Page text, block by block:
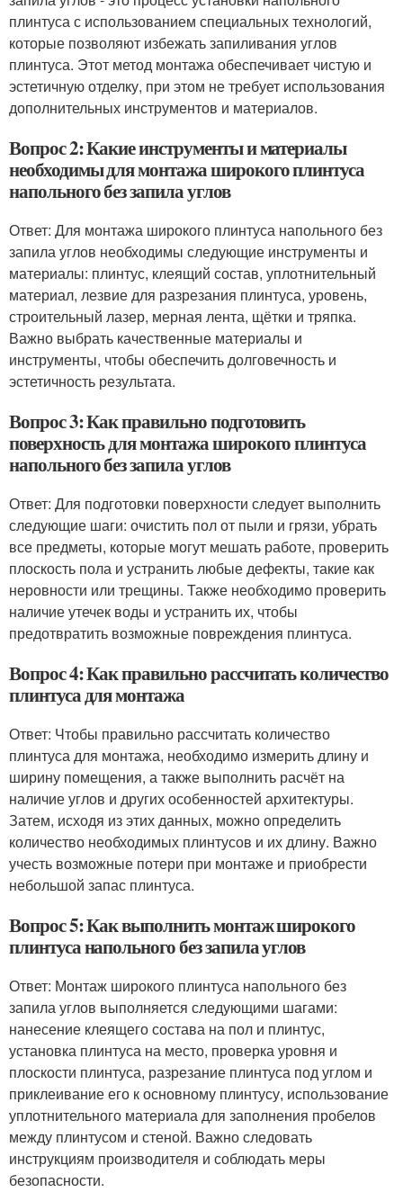
плинтуса с использованием специальных технологий,
которые позволяют избежать запиливания углов
плинтуса. Этот метод монтажа обеспечивает чистую и
эстетичную отделку, при этом не требует использования
дополнительных инструментов и материалов.
Вопрос 2: Какие инструменты и материалы
необходимы для монтажа широкого плинтуса
напольного без запила углов
Ответ: Для монтажа широкого плинтуса напольного без
запила углов необходимы следующие инструменты и
материалы: плинтус, клеящий состав, уплотнительный
материал, лезвие для разрезания плинтуса, уровень,
строительный лазер, мерная лента, щётки и тряпка.
Важно выбрать качественные материалы и
инструменты, чтобы обеспечить долговечность и
эстетичность результата.
Вопрос 3: Как правильно подготовить
поверхность для монтажа широкого плинтуса
напольного без запила углов
Ответ: Для подготовки поверхности следует выполнить
следующие шаги: очистить пол от пыли и грязи, убрать
все предметы, которые могут мешать работе, проверить
плоскость пола и устранить любые дефекты, такие как
неровности или трещины. Также необходимо проверить
наличие утечек воды и устранить их, чтобы
предотвратить возможные повреждения плинтуса.
Вопрос 4: Как правильно рассчитать количество
плинтуса для монтажа
Ответ: Чтобы правильно рассчитать количество
плинтуса для монтажа, необходимо измерить длину и
ширину помещения, а также выполнить расчёт на
наличие углов и других особенностей архитектуры.
Затем, исходя из этих данных, можно определить
количество необходимых плинтусов и их длину. Важно
учесть возможные потери при монтаже и приобрести
небольшой запас плинтуса.
Вопрос 5: Как выполнить монтаж широкого
плинтуса напольного без запила углов
Ответ: Монтаж широкого плинтуса напольного без
запила углов выполняется следующими шагами:
нанесение клеящего состава на пол и плинтус,
установка плинтуса на место, проверка уровня и
плоскости плинтуса, разрезание плинтуса под углом и
приклеивание его к основному плинтусу, использование
уплотнительного материала для заполнения пробелов
между плинтусом и стеной. Важно следовать
инструкциям производителя и соблюдать меры
безопасности.